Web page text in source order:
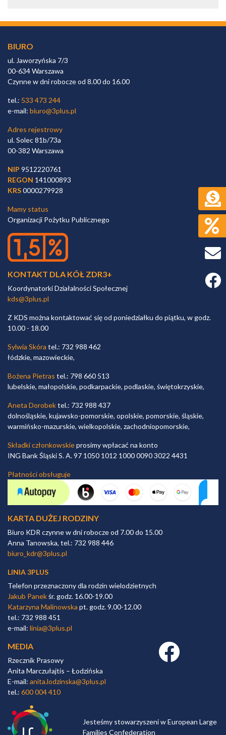
BIURO
ul. Jaworzyńska 7/3
00-634 Warszawa
Czynne w dni robocze od 8.00 do 16.00
tel.: 533 473 244
e-mail: biuro@3plus.pl
Adres rejestrowy
ul. Solec 81b/73a
00-382 Warszawa
NIP 9512220761
REGON 141000893
KRS0000279928
Mamy status
Organizacji Pożytku Publicznego
KONTAKT DLA KÓŁ ZDR3+
Koordynatorki Działalności Społecznej
kds@3plus.pl
Z KDS można kontaktować się od poniedziałku do piątku, w godz.
10.00 - 18.00
Sylwia Skóra tel.: 732 988 462
łódzkie, mazowieckie,
Bożena Pietras tel.: 798 660 513
lubelskie, małopolskie, podkarpackie, podlaskie, świętokrzyskie,
Aneta Dorobektel.: 732 988 437
dolnośląskie, kujawsko-pomorskie, opolskie, pomorskie, śląskie,
warmińsko-mazurskie, wielkopolskie, zachodniopomorskie,
Składki członkowskieprosimy wpłacać na konto
ING Bank Śląski S. A. 97 1050 1012 1000 0090 3022 4431
Płatności obsługuje
KARTA DUŻEJ RODZINY
Biuro KDR czynne w dni robocze od 7.00 do 15.00
Anna Tanowska, tel.: 732 988 446
biuro_kdr@3plus.pl
LINIA 3PLUS
Telefon przeznaczony dla rodzin wielodzietnych
Jakub Panekśr. godz. 16.00-19.00
Katarzyna Malinowska pt. godz. 9.00-12.00
tel.: 732 988 451
e-mail: linia@3plus.pl
MEDIA
Rzecznik Prasowy
Anita Marczułajtis – Łodzińska
E-mail: anita.lodzinska@3plus.pl
tel.: 600 004 410
Facebook link
Jesteśmy stowarzyszeni w European Large
Families Confederation